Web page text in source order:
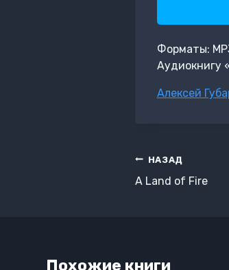
Форматы:
Аудиокнигу
Метки
Алексей
Навигация
по
НАЗАД
A Land of Fire
Похожие книги